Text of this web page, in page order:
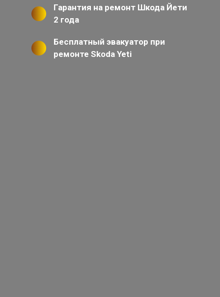
Гарантия на ремонт Шкода Йети
2 года
Бесплатный эвакуатор при
ремонте Skoda Yeti